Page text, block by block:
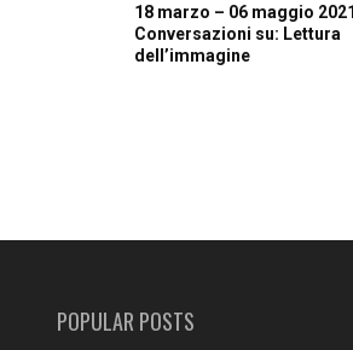
18 marzo – 06 maggio
Conversazioni su: Lettura
dell’immagine
POPULAR POSTS